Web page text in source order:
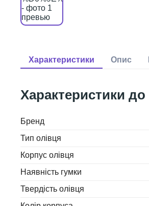
Бренд
Тип олівця
Корпус олівця
Наявність гумки
Твердість олівця